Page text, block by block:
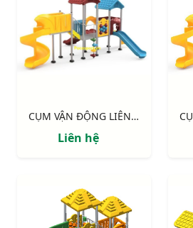
CỤM VẬN ĐỘNG LIÊN HOÀN LLDPE NIK155110HH
Liên hệ